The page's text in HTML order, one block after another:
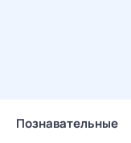
Познавательные